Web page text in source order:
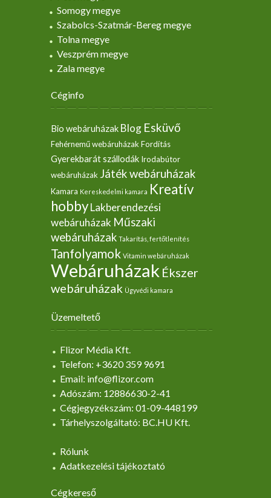
Somogy megye
Szabolcs-Szatmár-Bereg megye
Tolna megye
Veszprém megye
Zala megye
Céginfo
Bio webáruházak Blog Esküvő
Fehérnemű webáruházakFordítás
Gyerekbarát szállodák Irodabútor
webáruházak Játék webáruházak
Kamara Kereskedelmi kamara Kreatív
hobbyLakberendezési
webáruházak Műszaki
webáruházak Takarítás, fertőtlenítés
Tanfolyamok Vitamin webáruházak
Webáruházak Ékszer
webáruházak Ügyvédi kamara
Üzemeltető
Flizor Média Kft.
Telefon: +3620 359 9691
Email: info@flizor.com
Adószám: 12886630-2-41
Cégjegyzékszám: 01-09-448199
Tárhelyszolgáltató: BC.HU Kft.
Rólunk
Adatkezelési tájékoztató
Cégkereső